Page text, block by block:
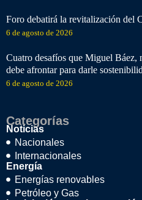
Foro debatirá la revitalización del
6 de agosto de 2026
Cuatro desafíos que Miguel Báez,
debe afrontar para darle
6 de agosto de 2026
Categorías
Noticias
Nacionales
Internacionales
Energía
Energías renovables
Petróleo y Gas